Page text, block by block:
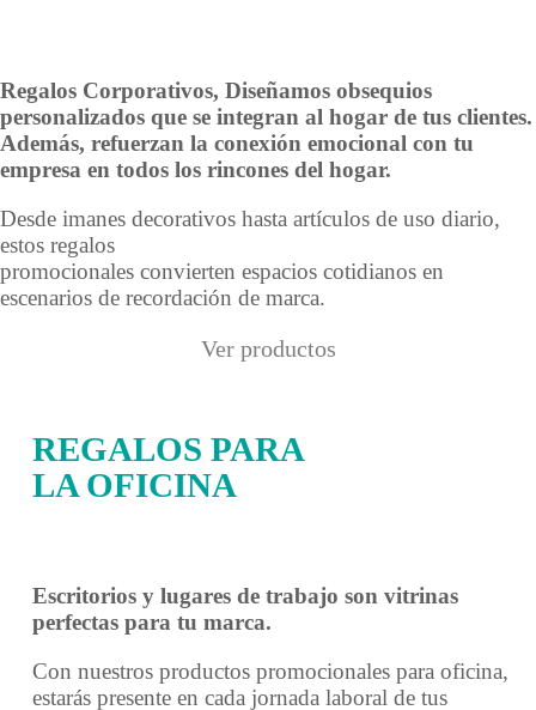
Regalos Corporativos, Diseñamos obsequios
personalizados que se integran al hogar de tus clientes.
Además, refuerzan la conexión emocional con tu
empresa en todos los rincones del hogar.
Desde imanes decorativos hasta artículos de uso diario,
estos regalos
promocionales convierten espacios cotidianos en
escenarios de recordación de marca.
Ver productos
REGALOS PARA
LA OFICINA
Escritorios y lugares de trabajo son vitrinas
perfectas para tu marca.
Con nuestros productos promocionales para oficina,
estarás presente en cada jornada laboral de tus